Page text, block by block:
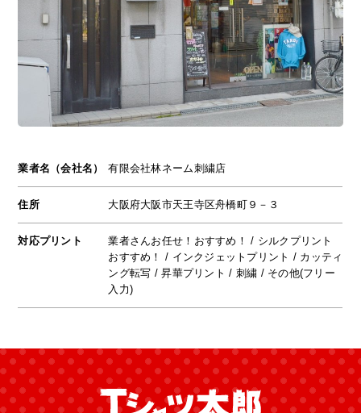
業者名（会社名） 有限会社林ネーム刺繍店
住所 大阪府大阪市天王寺区舟橋町９－３
対応プリント
業者さんお任せ！おすすめ！ / シルクプリント
おすすめ！ / インクジェットプリント / カッティ
ング転写 / 昇華プリント / 刺繍 / その他(フリー
入力)